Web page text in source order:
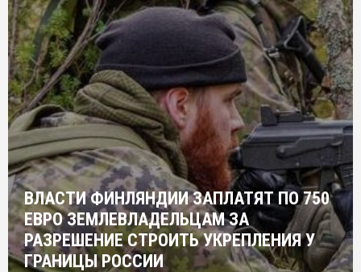
ВЛАСТИ ФИНЛЯНДИИ ЗАПЛАТЯТ ПО 750
ЕВРО ЗЕМЛЕВЛАДЕЛЬЦАМ ЗА
РАЗРЕШЕНИЕ СТРОИТЬ УКРЕПЛЕНИЯ У
ГРАНИЦЫ РОССИИ